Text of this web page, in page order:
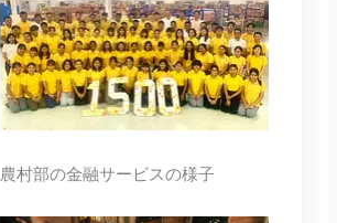
農村部の金融サービスの様子